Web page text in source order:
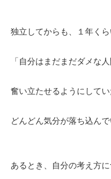
独立してからも、１年く
「自分はまだまだダメな
奮い立たせるようにしてい
どんどん気分が落ち込ん
あるとき、自分の考え方